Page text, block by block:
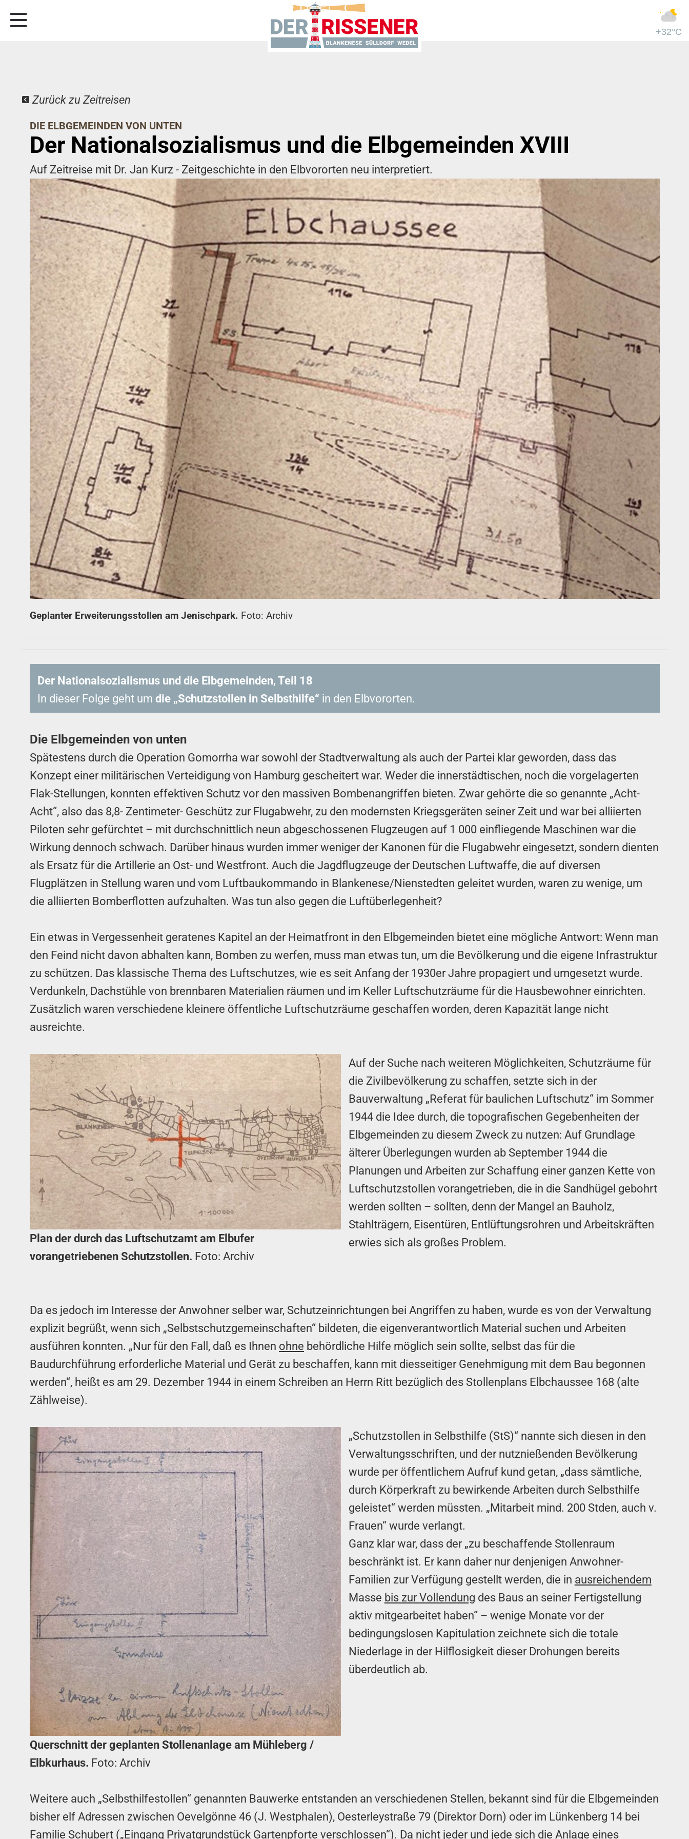
+32°C
Zurück zu Zeitreisen
DIE ELBGEMEINDEN VON UNTEN
Der Nationalsozialismus und die Elbgemeinden XVIII
Auf Zeitreise mit Dr. Jan Kurz - Zeitgeschichte in den Elbvororten neu interpretiert.
Geplanter Erweiterungsstollen am Jenischpark. Foto: Archiv
Der Nationalsozialismus und die Elbgemeinden, Teil 18
In dieser Folge geht um die „Schutzstollen in Selbsthilfe“ in den Elbvororten.
Die Elbgemeinden von unten
Spätestens durch die Operation Gomorrha war sowohl der Stadtverwaltung als auch der Partei klar geworden, dass das
Konzept einer militärischen Verteidigung von Hamburg gescheitert war. Weder die innerstädtischen, noch die vorgelagerten
Flak-Stellungen, konnten effektiven Schutz vor den massiven Bombenangriffen bieten. Zwar gehörte die so genannte „Acht-
Acht“, also das 8,8- Zentimeter- Geschütz zur Flugabwehr, zu den modernsten Kriegsgeräten seiner Zeit und war bei alliierten
Piloten sehr gefürchtet – mit durchschnittlich neun abgeschossenen Flugzeugen auf 1 000 einfliegende Maschinen war die
Wirkung dennoch schwach. Darüber hinaus wurden immer weniger der Kanonen für die Flugabwehr eingesetzt, sondern dienten
als Ersatz für die Artillerie an Ost- und Westfront. Auch die Jagdflugzeuge der Deutschen Luftwaffe, die auf diversen
Flugplätzen in Stellung waren und vom Luftbaukommando in Blankenese/Nienstedten geleitet wurden, waren zu wenige, um
die alliierten Bomberflotten aufzuhalten. Was tun also gegen die Luftüberlegenheit?
Ein etwas in Vergessenheit geratenes Kapitel an der Heimatfront in den Elbgemeinden bietet eine mögliche Antwort: Wenn man
den Feind nicht davon abhalten kann, Bomben zu werfen, muss man etwas tun, um die Bevölkerung und die eigene Infrastruktur
zu schützen. Das klassische Thema des Luftschutzes, wie es seit Anfang der 1930er Jahre propagiert und umgesetzt wurde.
Verdunkeln, Dachstühle von brennbaren Materialien räumen und im Keller Luftschutzräume für die Hausbewohner einrichten.
Zusätzlich waren verschiedene kleinere öffentliche Luftschutzräume geschaffen worden, deren Kapazität lange nicht
ausreichte.
Plan der durch das Luftschutzamt am Elbufer
vorangetriebenen Schutzstollen. Foto: Archiv
Auf der Suche nach weiteren Möglichkeiten, Schutzräume für
die Zivilbevölkerung zu schaffen, setzte sich in der
Bauverwaltung „Referat für baulichen Luftschutz“ im Sommer
1944 die Idee durch, die topografischen Gegebenheiten der
Elbgemeinden zu diesem Zweck zu nutzen: Auf Grundlage
älterer Überlegungen wurden ab September 1944 die
Planungen und Arbeiten zur Schaffung einer ganzen Kette von
Luftschutzstollen vorangetrieben, die in die Sandhügel gebohrt
werden sollten – sollten, denn der Mangel an Bauholz,
Stahlträgern, Eisentüren, Entlüftungsrohren und Arbeitskräften
erwies sich als großes Problem.
Da es jedoch im Interesse der Anwohner selber war, Schutzeinrichtungen bei Angriffen zu haben, wurde es von der Verwaltung
explizit begrüßt, wenn sich „Selbstschutzgemeinschaften“ bildeten, die eigenverantwortlich Material suchen und Arbeiten
ausführen konnten. „Nur für den Fall, daß es Ihnen ohne behördliche Hilfe möglich sein sollte, selbst das für die
Baudurchführung erforderliche Material und Gerät zu beschaffen, kann mit diesseitiger Genehmigung mit dem Bau begonnen
werden“, heißt es am 29. Dezember 1944 in einem Schreiben an Herrn Ritt bezüglich des Stollenplans Elbchaussee 168 (alte
Zählweise).
Querschnitt der geplanten Stollenanlage am Mühleberg /
Elbkurhaus. Foto: Archiv
„Schutzstollen in Selbsthilfe (StS)“ nannte sich diesen in den
Verwaltungsschriften, und der nutznießenden Bevölkerung
wurde per öffentlichem Aufruf kund getan, „dass sämtliche,
durch Körperkraft zu bewirkende Arbeiten durch Selbsthilfe
geleistet“ werden müssten. „Mitarbeit mind. 200 Stden, auch v.
Frauen“ wurde verlangt.
Ganz klar war, dass der „zu beschaffende Stollenraum
beschränkt ist. Er kann daher nur denjenigen Anwohner-
Familien zur Verfügung gestellt werden, die in ausreichendem
Masse bis zur Vollendung des Baus an seiner Fertigstellung
aktiv mitgearbeitet haben“ – wenige Monate vor der
bedingungslosen Kapitulation zeichnete sich die totale
Niederlage in der Hilflosigkeit dieser Drohungen bereits
überdeutlich ab.
Weitere auch „Selbsthilfestollen“ genannten Bauwerke entstanden an verschiedenen Stellen, bekannt sind für die Elbgemeinden
bisher elf Adressen zwischen Oevelgönne 46 (J. Westphalen), Oesterleystraße 79 (Direktor Dorn) oder im Lünkenberg 14 bei
Familie Schubert („Eingang Privatgrundstück Gartenpforte verschlossen“). Da nicht jeder und jede sich die Anlage eines